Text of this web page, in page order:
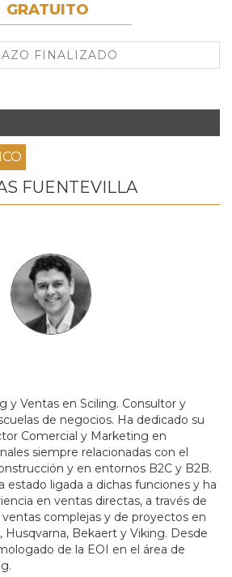
GRATUITO
FINALIZADO
FUENTEVILLA
y Ventas en Sciling. Consultor y
de negocios. Ha dedicado su
Comercial y Marketing en
siempre relacionadas con el
y en entornos B2C y B2B.
estado ligada a dichas funciones y ha
en ventas directas, a través de
complejas y de proyectos en
Husqvarna, Bekaert y Viking. Desde
de la EOI en el área de